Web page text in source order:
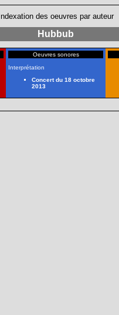
Indexation des oeuvres par auteur
Hubbub
Oeuvres sonores
Interprétation
Concert du 18 octobre
2013